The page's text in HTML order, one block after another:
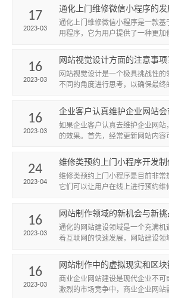
17
2023-03
通化上门维修微信小程序的发
通化上门维修微信小程序是一款基
用程序，它为用户提供了一种更加
方面。
16
2023-03
网站视觉设计方面的注意事项
网站视觉设计是一个极具挑战性的
不同的角度进行思考，以确保最终
16
2023-03
企业客户认真维护企业网站
果？
如果企业客户认真去维护企业网站
的效果。首先，经常更新网站内容
和维护网站安全可...
24
2023-04
维修类预约上门小程序开发
能？此类小程序有怎样的发展
维修类预约上门小程序是目前非常
它们可以让用户在线上进行预约维
的核心功能包括
16
2023-03
网站制作领域的新机会与新挑
通化的网站建设领域是一个充满机
着互联网的快速发展，网站建设领
因此，通化的网...
16
2023-03
网站制作中的虚拟现实和区
商业企业网站建设是现代企业不可
激烈的市场竞争中，商业企业网站